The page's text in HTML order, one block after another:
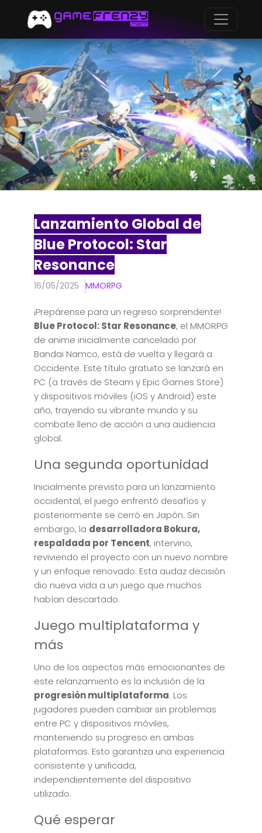
Lanzamiento Global de
Blue Protocol: Star
Resonance
16/05/2025 MMORPG
¡Prepárense para un regreso sorprendente!
Blue Protocol: Star Resonance, el MMORPG
de anime inicialmente cancelado por
Bandai Namco, está de vuelta y llegará a
Occidente. Este título gratuito se lanzará en
PC (a través de Steam y Epic Games Store)
y dispositivos móviles (iOS y Android) este
año, trayendo su vibrante mundo y su
combate lleno de acción a una audiencia
global.
Una segunda oportunidad
Inicialmente previsto para un lanzamiento
occidental, el juego enfrentó desafíos y
posteriormente se cerró en Japón. Sin
embargo, la desarrolladora Bokura,
respaldada por Tencent, intervino,
reviviendo el proyecto con un nuevo nombre
y un enfoque renovado. Esta audaz decisión
dio nueva vida a un juego que muchos
habían descartado.
Juego multiplataforma y
más
Uno de los aspectos más emocionantes de
este relanzamiento es la inclusión de la
progresión multiplataforma. Los
jugadores pueden cambiar sin problemas
entre PC y dispositivos móviles,
manteniendo su progreso en ambas
plataformas. Esto garantiza una experiencia
consistente y unificada,
independientemente del dispositivo
utilizado.
Qué esperar